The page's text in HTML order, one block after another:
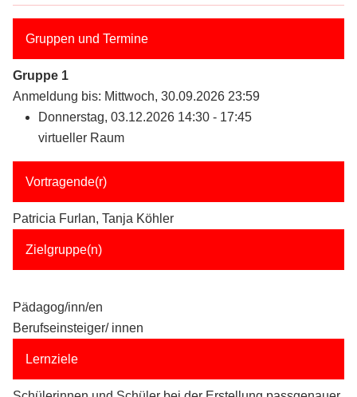
Gruppen und Termine
Gruppe 1
Anmeldung bis: Mittwoch, 30.09.2026 23:59
Donnerstag, 03.12.2026 14:30 - 17:45
virtueller Raum
Vortragende(r)
Patricia Furlan, Tanja Köhler
Zielgruppe(n)
Pädagog/inn/en
Berufseinsteiger/ innen
Lernziele